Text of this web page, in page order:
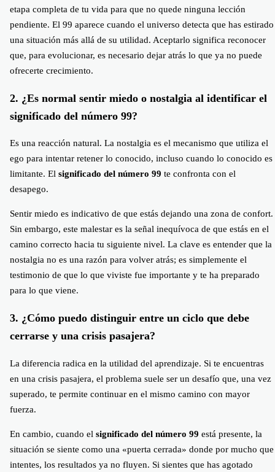
etapa completa de tu vida para que no quede ninguna lección
pendiente. El 99 aparece cuando el universo detecta que has estirado
una situación más allá de su utilidad. Aceptarlo significa reconocer
que, para evolucionar, es necesario dejar atrás lo que ya no puede
ofrecerte crecimiento.
2. ¿Es normal sentir miedo o nostalgia al identificar el
significado del número 99?
Es una reacción natural. La nostalgia es el mecanismo que utiliza el
ego para intentar retener lo conocido, incluso cuando lo conocido es
limitante. El significado del número 99 te confronta con el
desapego.
Sentir miedo es indicativo de que estás dejando una zona de confort.
Sin embargo, este malestar es la señal inequívoca de que estás en el
camino correcto hacia tu siguiente nivel. La clave es entender que la
nostalgia no es una razón para volver atrás; es simplemente el
testimonio de que lo que viviste fue importante y te ha preparado
para lo que viene.
3. ¿Cómo puedo distinguir entre un ciclo que debe
cerrarse y una crisis pasajera?
La diferencia radica en la utilidad del aprendizaje. Si te encuentras
en una crisis pasajera, el problema suele ser un desafío que, una vez
superado, te permite continuar en el mismo camino con mayor
fuerza.
En cambio, cuando el significado del número 99 está presente, la
situación se siente como una «puerta cerrada» donde por mucho que
intentes, los resultados ya no fluyen. Si sientes que has agotado